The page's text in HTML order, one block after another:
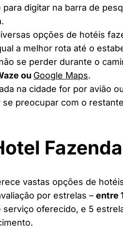
digitar na barra de
opções de hotéis
a melhor rota até o
se perder durante o
ou Google Maps.
na cidade for por avião
se preocupar com o
vastas opções de
por estrelas – entre
serviço oferecido, e 5